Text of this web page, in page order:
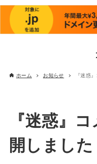
ホーム お知らせ 『迷惑
『迷惑』
開しました